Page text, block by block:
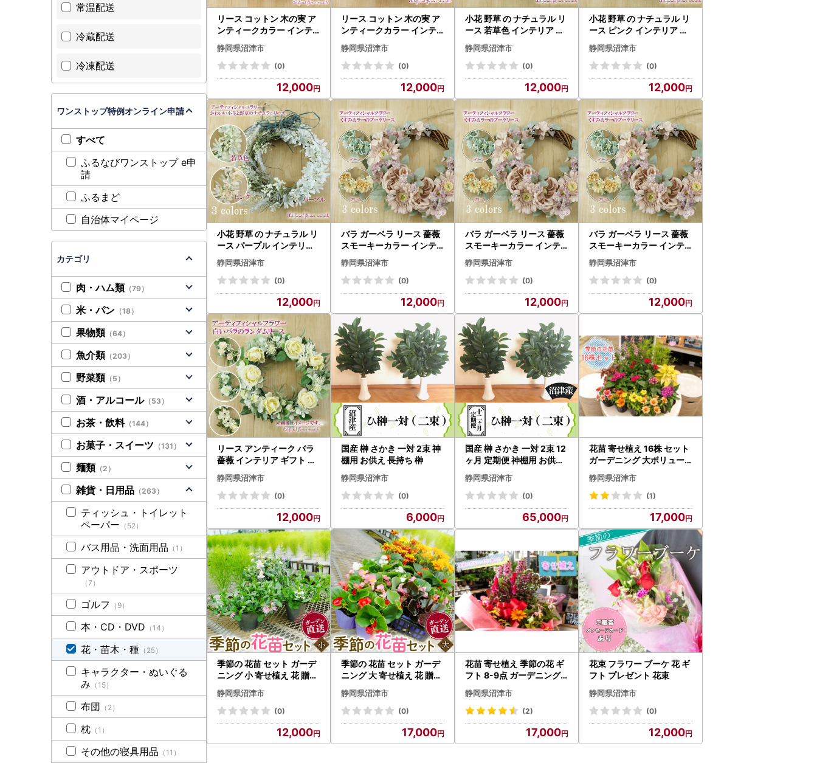
リース コットン 木の実 ア
ンティークカラー インテ
リア ギフト 記念 お祝い プ
レゼント ワインレッド リ
ース
静岡県沼津市
(0)
12,000
リース コットン 木の実 ア
ンティークカラー インテ
リア ギフト 記念 お祝い プ
レゼント用 ナチュラルグ
リーン リース
静岡県沼津市
(0)
12,000
小花 野草 の ナチュラル リ
ース 若草色 インテリア ギ
フラワー プレゼント リー
ス
静岡県沼津市
(0)
12,000
小花 野草 の ナチュラル リ
ース ピンク インテリア ギ
フラワー 記念 お祝い プレ
ゼント リース
静岡県沼津市
(0)
12,000
小花 野草 の ナチュラル リ
ース パープル インテリア
ギフト アーティフィシャ
ルフラワー 記念 お祝い プ
レゼント リース
静岡県沼津市
(0)
12,000
バラ ガーベラ リース 薔薇
スモーキーカラー インテ
リア ギフト 記念 お祝い プ
レゼント グリーン リース
静岡県沼津市
(0)
12,000
バラ ガーベラ リース 薔薇
スモーキーカラー インテ
リア ギフト 記念 お祝い プ
レゼント ピンク リース
静岡県沼津市
(0)
12,000
バラ ガーベラ リース 薔薇
スモーキーカラー インテ
リア ギフト 記念 お祝い プ
レゼント クリーム リース
静岡県沼津市
(0)
12,000
リース アンティーク バラ
薔薇 インテリア ギフト 造
花 記念 お祝い プレゼント
リース
静岡県沼津市
(0)
12,000
国産 榊 さかき 一対 2束 神
棚用 お供え 長持ち 榊
静岡県沼津市
(0)
6,000
国産 榊 さかき 一対 2束 12
ヶ月 定期便 神棚用 お供え
静岡県沼津市
(0)
65,000
花苗 寄せ植え 16株 セット
ガーデニング 大ボリュー
静岡県沼津市
(1)
17,000
季節の 花苗 セット ガーデ
ニング 小 寄せ植え 花 贈り
物 フラワー ギフト 花
静岡県沼津市
(0)
12,000
季節の 花苗 セット ガーデ
ニング 大 寄せ植え 花 贈り
物 フラワー ギフト 花
静岡県沼津市
(0)
17,000
花苗 寄せ植え 季節の花 ギ
フト 8-9点 ガーデニング
静岡県沼津市
(2)
17,000
花束 フラワー ブーケ 花 ギ
フト プレゼント 花束
静岡県沼津市
(0)
12,000
常温配送
冷蔵配送
冷凍配送
ワンストップ特例オンライン申請
すべて
ふるなびワンストップ e申
請
ふるまど
自治体マイページ
カテゴリ
肉・ハム類 （79）
米・パン （18）
果物類 （64）
魚介類 （203）
野菜類 （5）
酒・アルコール（53）
お茶・飲料（144）
お菓子・スイーツ （131）
麺類 （2）
雑貨・日用品 （263）
ティッシュ・トイレット
ペーパー （52）
バス用品・洗面用品 （1）
アウトドア・スポーツ
（7）
ゴルフ （9）
本・CD・DVD （14）
花・苗木・種 （25）
キャラクター・ぬいぐる
み （15）
布団 （2）
枕 （1）
その他の寝具用品 （11）